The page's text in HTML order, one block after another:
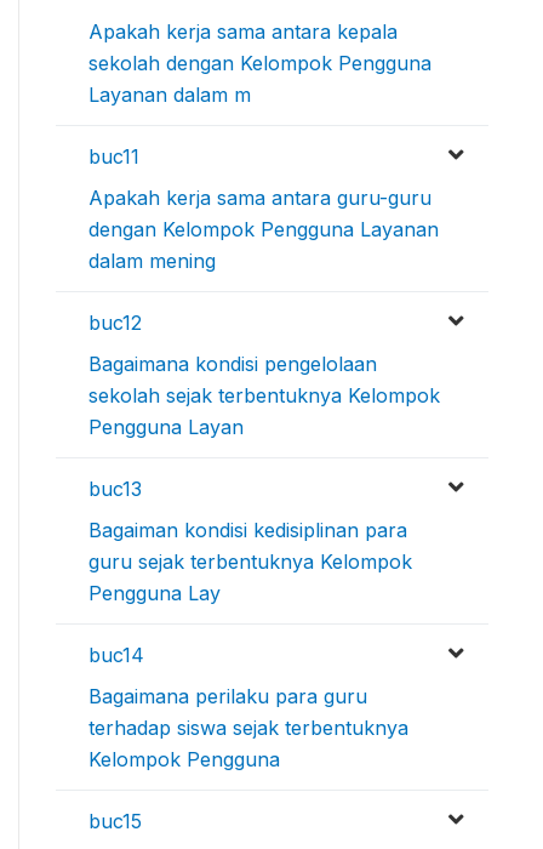
Apakah kerja sama antara kepala
sekolah dengan Kelompok Pengguna
Layanan dalam m
buc11
Apakah kerja sama antara guru-guru
dengan Kelompok Pengguna Layanan
dalam mening
buc12
Bagaimana kondisi pengelolaan
sekolah sejak terbentuknya Kelompok
Pengguna Layan
buc13
Bagaiman kondisi kedisiplinan para
guru sejak terbentuknya Kelompok
Pengguna Lay
buc14
Bagaimana perilaku para guru
terhadap siswa sejak terbentuknya
Kelompok Pengguna
buc15